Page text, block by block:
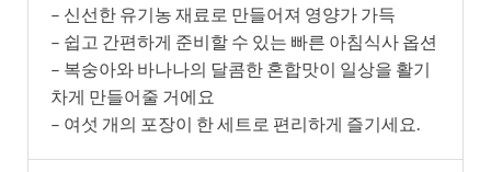
– 신선한 유기농 재료로 만들어져 영양가 가득
– 쉽고 간편하게 준비할 수 있는 빠른 아침식사 옵션
– 복숭아와 바나나의 달콤한 혼합맛이 일상을 활기
차게 만들어줄 거에요
– 여섯 개의 포장이 한 세트로 편리하게 즐기세요.